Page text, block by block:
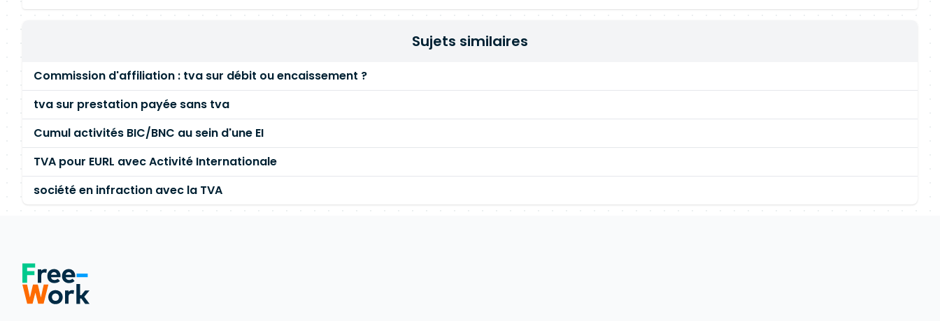
Sujets similaires
Commission d'affiliation : tva sur débit ou encaissement ?
tva sur prestation payée sans tva
Cumul activités BIC/BNC au sein d'une EI
TVA pour EURL avec Activité Internationale
société en infraction avec la TVA